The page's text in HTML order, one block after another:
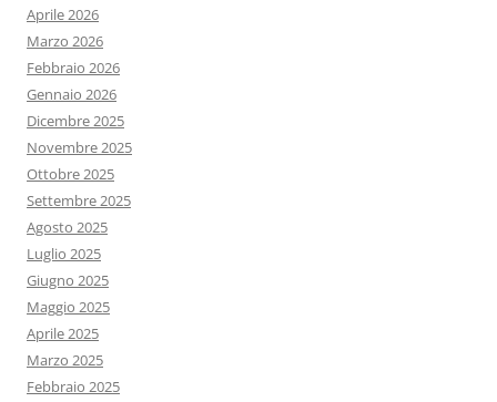
Aprile 2026
Marzo 2026
Febbraio 2026
Gennaio 2026
Dicembre 2025
Novembre 2025
Ottobre 2025
Settembre 2025
Agosto 2025
Luglio 2025
Giugno 2025
Maggio 2025
Aprile 2025
Marzo 2025
Febbraio 2025